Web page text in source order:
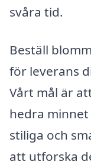
svåra tid.
Beställ
för leverans
Vårt mål är
hedra
stiliga och
att utforska